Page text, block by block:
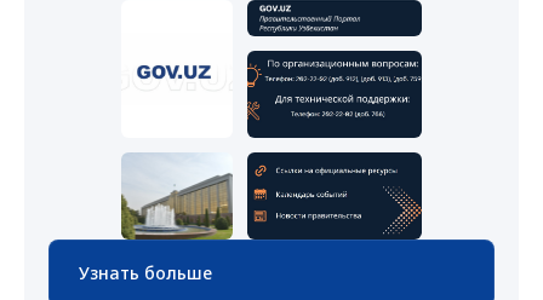
Узнать больше